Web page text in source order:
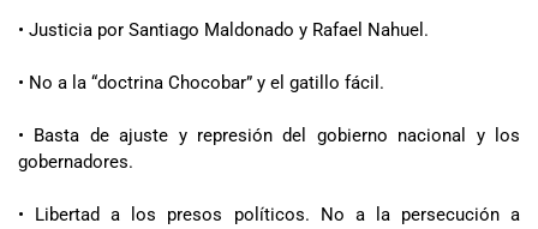
• Justicia por Santiago Maldonado y Rafael Nahuel.
• No a la “doctrina Chocobar” y el gatillo fácil.
• Basta de ajuste y represión del gobierno nacional y los
gobernadores.
• Libertad a los presos políticos. No a la persecución a